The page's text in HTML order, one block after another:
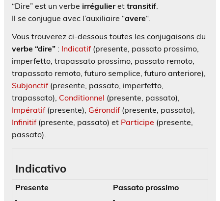
“Dire” est un verbe irrégulieret transitif
Il se conjugue avec l’auxiliaire “avere“.
Vous trouverez ci-dessous toutes les conjugaisons du
verbe “dire” : Indicatif(presente, passato prossimo,
imperfetto, trapassato prossimo, passato remoto,
trapassato remoto, futuro semplice, futuro anteriore),
Subjonctif(presente, passato, imperfetto,
trapassato), Conditionnel (presente, passato),
Impératif(presente), Gérondif(presente, passato),
Infinitif(presente, passato) et Participe (presente,
passato).
Indicativo
Presente
Passato prossimo